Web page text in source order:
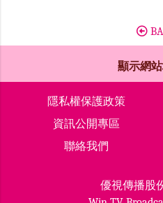
顯示網
隱私權保護政策
資訊公開專區
聯絡我們
優視傳播股